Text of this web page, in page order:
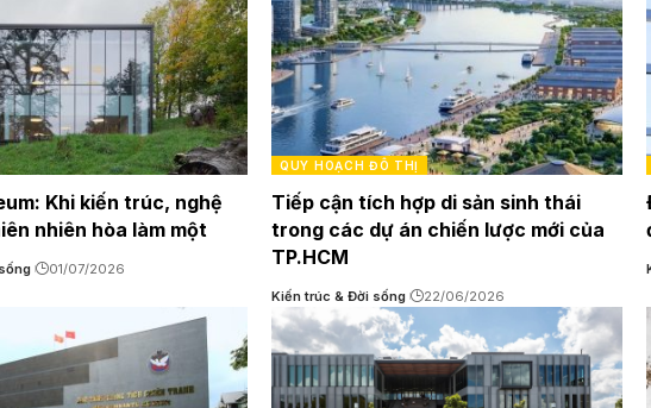
Khi kiến trúc, nghệ
nhiên hòa làm một
01/07/2026
QUY HOẠCH ĐÔ THỊ
Tiếp cận tích hợp di sản sinh thái
trong các dự án chiến lược mới của
TP.HCM
Kiến trúc & Đời sống 22/06/2026